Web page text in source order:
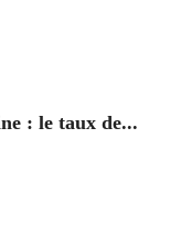
: le taux de...